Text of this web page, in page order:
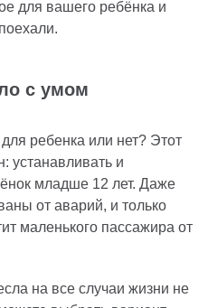
для вашего ребёнка и
с умом
ребенка или нет? Этот
устанавливать и
младше 12 лет. Даже
от аварий, и только
маленького пассажира от
на все случаи жизни не